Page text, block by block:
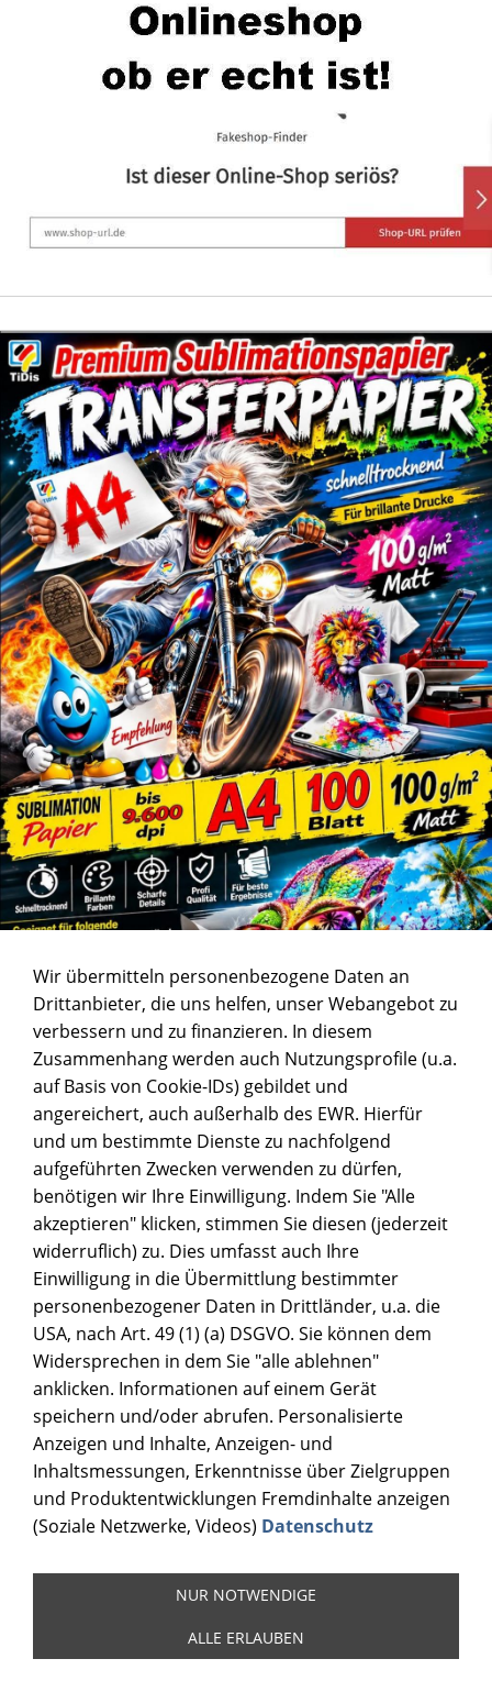
Wir übermitteln personenbezogene Daten an
Drittanbieter, die uns helfen, unser Webangebot zu
verbessern und zu finanzieren. In diesem
Zusammenhang werden auch Nutzungsprofile (u.a.
auf Basis von Cookie-IDs) gebildet und
angereichert, auch außerhalb des EWR. Hierfür
und um bestimmte Dienste zu nachfolgend
aufgeführten Zwecken verwenden zu dürfen,
benötigen wir Ihre Einwilligung. Indem Sie "Alle
akzeptieren" klicken, stimmen Sie diesen (jederzeit
widerruflich) zu. Dies umfasst auch Ihre
Einwilligung in die Übermittlung bestimmter
personenbezogener Daten in Drittländer, u.a. die
USA, nach Art. 49 (1) (a) DSGVO. Sie können dem
Widersprechen in dem Sie "alle ablehnen"
anklicken. Informationen auf einem Gerät
speichern und/oder abrufen. Personalisierte
Anzeigen und Inhalte, Anzeigen- und
Inhaltsmessungen, Erkenntnisse über Zielgruppen
und Produktentwicklungen Fremdinhalte anzeigen
(Soziale Netzwerke, Videos) Datenschutz
NUR NOTWENDIGE
ALLE ERLAUBEN